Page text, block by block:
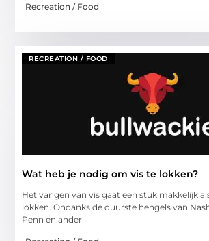
Recreation / Food
RECREATION / FOOD
Wat heb je nodig om vis te lokken?
Het vangen van vis gaat een stuk makkelijk
lokken. Ondanks de duurste hengels van
Penn en ander